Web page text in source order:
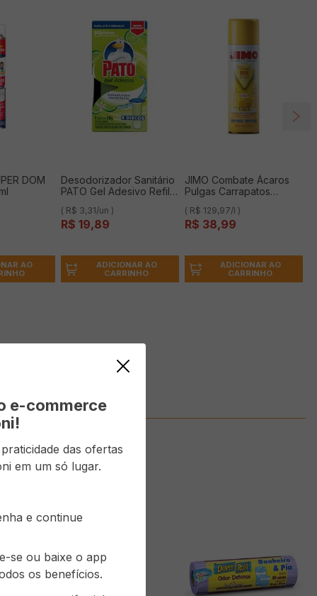
DOM
AO
Desodorizador Sanitário
PATO Gel Adesivo Refil
( R$ 3,31/un )
R$ 19,89
ADICIONAR AO
CARRINHO
JIMO Combate Ácaros
Pulgas Carrapatos
Sem Fragrância Aerossol
300ml
( R$ 129,97/l )
R$ 38,99
ADICIONAR AO
CARRINHO
12ml
e-commerce
das ofertas
em um só lugar.
e continue
se ou baixe o app
os benefícios.